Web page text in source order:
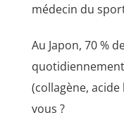
médecin du
Au Japon, 70 %
(collagène,
vous ?